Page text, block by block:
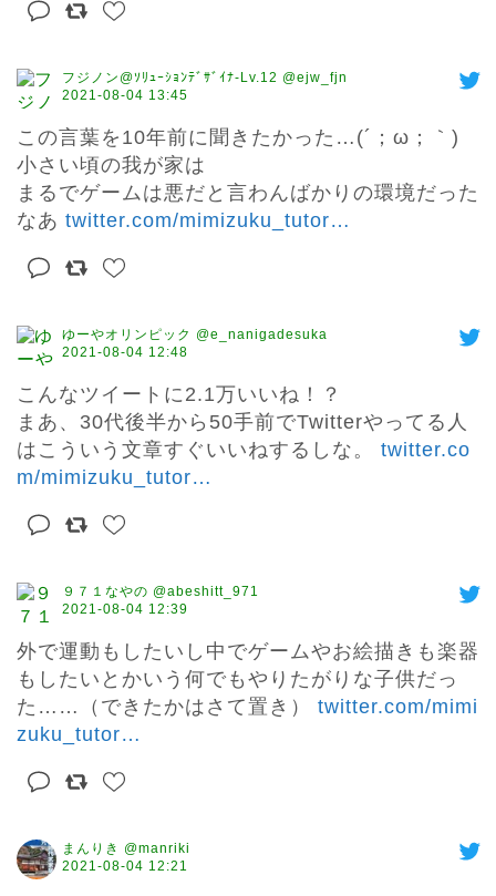
フジノン@ｿﾘｭｰｼｮﾝﾃﾞｻﾞｲﾅ-Lv.12 @ejw_fjn
2021-08-04 13:45
この言葉を10年前に聞きたかった…(´；ω；｀)
小さい頃の我が家は
まるでゲームは悪だと言わんばかりの環境だった
なあ twitter.com/mimizuku_tutor…
ゆーやオリンピック @e_nanigadesuka
2021-08-04 12:48
こんなツイートに2.1万いいね！？
まあ、30代後半から50手前でTwitterやってる人
はこういう文章すぐいいねするしな。 twitter.co
m/mimizuku_tutor…
９７１なやの @abeshitt_971
2021-08-04 12:39
外で運動もしたいし中でゲームやお絵描きも楽器
もしたいとかいう何でもやりたがりな子供だっ
た……（できたかはさて置き） twitter.com/mimi
zuku_tutor…
まんりき @manriki
2021-08-04 12:21